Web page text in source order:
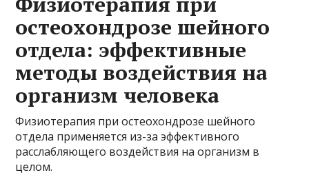
остеохондрозе шейного
отдела: эффективные
методы воздействия на
организм человека
Физиотерапия при остеохондрозе шейного
отдела применяется из-за эффективного
расслабляющего воздействия на организм в
целом.